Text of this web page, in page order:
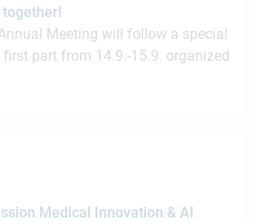
Meeting will follow a special
part from 14.9.-15.9. organized
Medical Innovation & AI